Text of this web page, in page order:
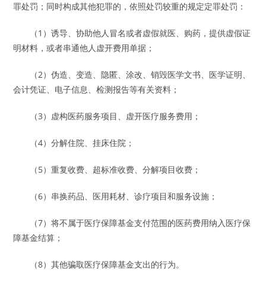
罪处罚；同时构成其他犯罪的，依照处罚较重的规定定罪处罚：
（1）诱导、协助他人冒名或者虚假就医、购药，提供虚假证
明材料，或者串通他人虚开费用单据；
（2）伪造、变造、隐匿、涂改、销毁医学文书、医学证明、
会计凭证、电子信息、检测报告等有关资料；
（3）虚构医药服务项目、虚开医疗服务费用；
（4）分解住院、挂床住院；
（5）重复收费、超标准收费、分解项目收费；
（6）串换药品、医用耗材、诊疗项目和服务设施；
（7）将不属于医疗保障基金支付范围的医药费用纳入医疗保
障基金结算；
（8）其他骗取医疗保障基金支出的行为。